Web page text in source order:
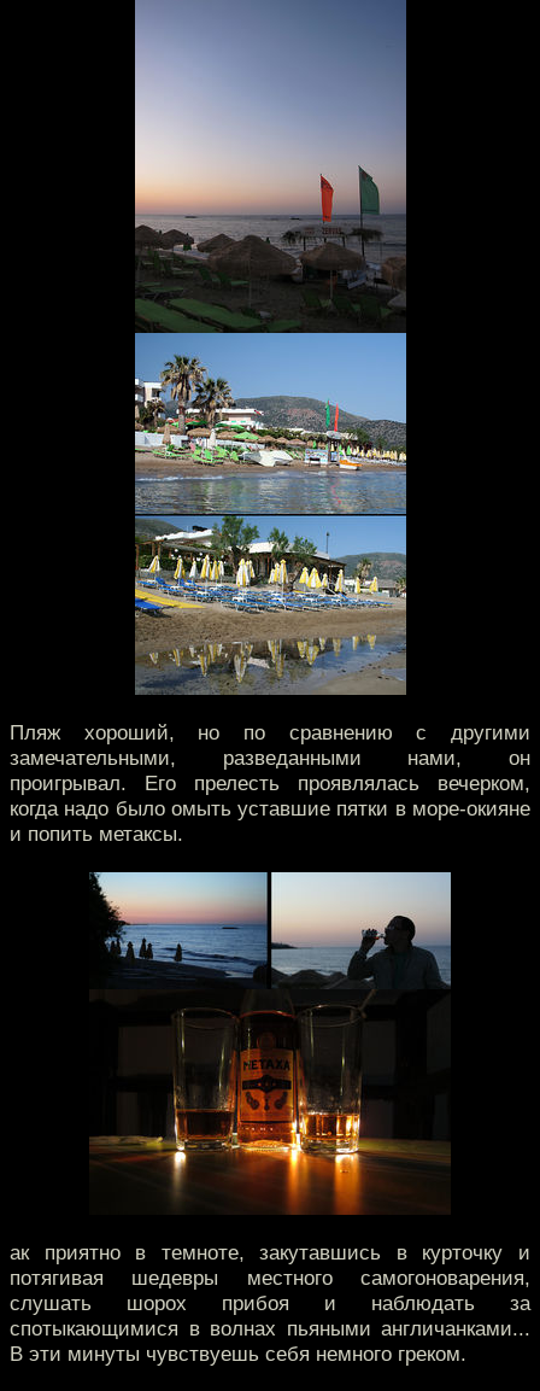
Пляж хороший, но по сравнению с другими
замечательными, разведанными нами, он
проигрывал. Его прелесть проявлялась вечерком,
когда надо было омыть уставшие пятки в море-окияне
и попить метаксы.
ак приятно в темноте, закутавшись в курточку и
потягивая шедевры местного самогоноварения,
слушать шорох прибоя и наблюдать за
спотыкающимися в волнах пьяными англичанками...
В эти минуты чувствуешь себя немного греком.